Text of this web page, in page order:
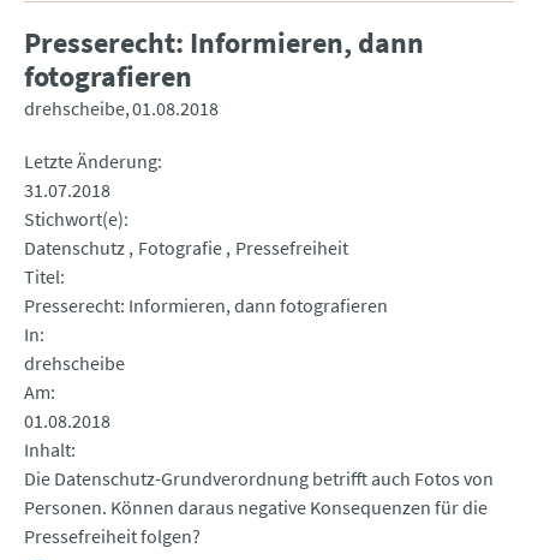
Presserecht: Informieren, dann
fotografieren
drehscheibe 01.08.2018
Letzte Änderung
31.07.2018
Stichwort(e)
Datenschutz Fotografie Pressefreiheit
Titel
Presserecht: Informieren, dann fotografieren
In
drehscheibe
Am
01.08.2018
Inhalt
Die Datenschutz-Grundverordnung betrifft auch Fotos von
Personen. Können daraus negative Konsequenzen für die
Pressefreiheit folgen?